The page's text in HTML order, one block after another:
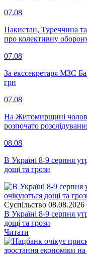
07.08
Пакистан, Туреччина
про колективну
07.08
За екссекретаря МЗС
грн
07.08
На Житомирщині
розпочато
08.08
В Україні 8-9 серпня
дощі та грози
Суспiльство 08.08.2026
В Україні 8-9 серпня
дощі та грози
Читати